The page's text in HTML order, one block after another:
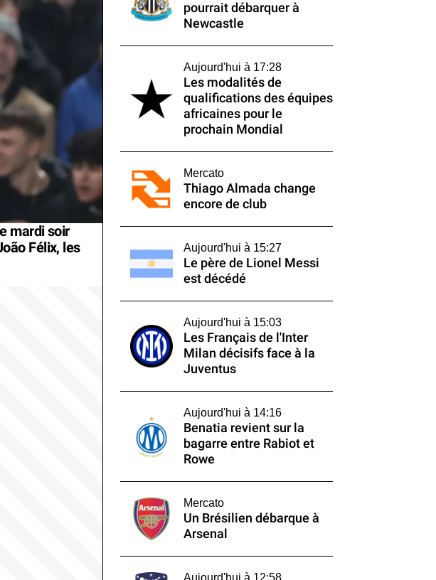
mardi soir
Félix, les
pourrait débarquer à
Newcastle
Aujourd'hui à 17:28
Les modalités de
qualifications des équipes
africaines pour le
prochain Mondial
Mercato
Thiago Almada change
encore de club
Aujourd'hui à 15:27
Le père de Lionel Messi
est décédé
Aujourd'hui à 15:03
Les Français de l'Inter
Milan décisifs face à la
Juventus
Aujourd'hui à 14:16
Benatia revient sur la
bagarre entre Rabiot et
Rowe
Mercato
Un Brésilien débarque à
Arsenal
Aujourd'hui à 12:58